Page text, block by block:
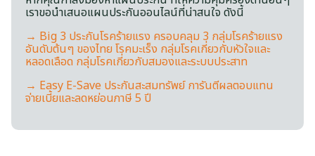
เราขอนำเสนอแผนประกันออนไลน์ที่น่าสนใจ ดังนี้
→ Big 3 ประกันโรคร้ายแรง ครอบคลุม 3 กลุ่มโรคร้ายแรง
อันดับต้นๆ ของไทย โรคมะเร็ง กลุ่มโรคเกี่ยวกับหัวใจและ
หลอดเลือด กลุ่มโรคเกี่ยวกับสมองและระบบประสาท
→ Easy E-Save ประกันสะสมทรัพย์ การันตีผลตอบแทน
จ่ายเบี้ยและลดหย่อนภาษี 5 ปี